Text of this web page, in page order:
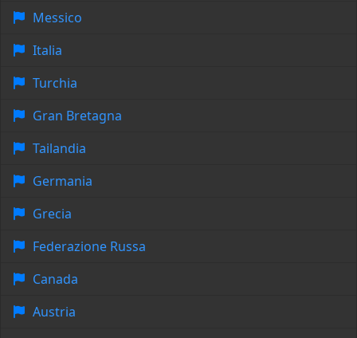
Messico
Italia
Turchia
Gran Bretagna
Tailandia
Germania
Grecia
Federazione Russa
Canada
Austria